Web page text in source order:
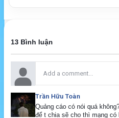
13 Bình luận
Trần Hữu Toàn
Quảng cáo có nói quá
để t chia sẽ cho thì mạng